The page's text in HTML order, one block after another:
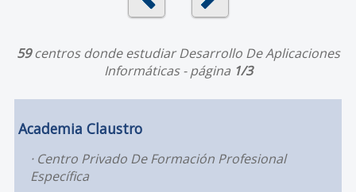
59centros donde estudiar Desarrollo De Aplicaciones
Informáticas - página 1/3
Academia Claustro
Centro Privado De Formación Profesional
Específica